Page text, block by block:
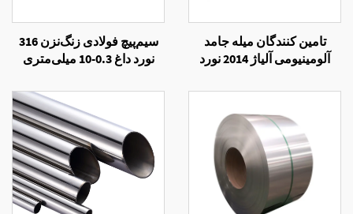
تامین کنندگان میله جامد
آلومینیومی آلیاژ 2014 نورد
سیم‌پیچ فولادی زنگ‌نزن 316
نورد داغ 0.3-10 میلی‌متری